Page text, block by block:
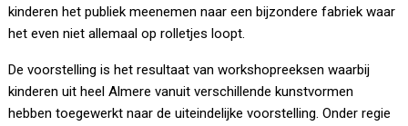
kinderen het publiek meenemen naar een bijzondere fabriek waar
het even niet allemaal op rolletjes loopt.
De voorstelling is het resultaat van workshopreeksen waarbij
kinderen uit heel Almere vanuit verschillende kunstvormen
hebben toegewerkt naar de uiteindelijke voorstelling. Onder regie